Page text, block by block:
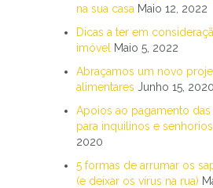
na sua casa Maio 12, 2022
Dicas a ter em
imóvel
Maio 5, 2022
Abraçamos um novo
alimentares Junho 15, 2020
Apoios ao pagamento
para inquilinos e
2020
5 formas de arrumar os
(e deixar os vírus na rua)